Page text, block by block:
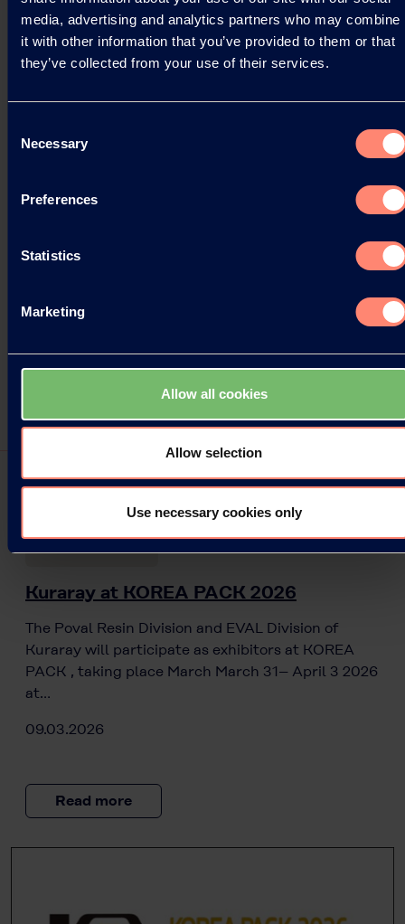
media, advertising and analytics partners who may combine
it with other information that you’ve provided to them or that
they’ve collected from your use of their services.
Selection
Necessary
Preferences
Statistics
Marketing
Allow all cookies
Allow selection
Use necessary cookies only
Read more
Press Releases
Kuraray at KOREA PACK 2026
The Poval Resin Division and EVAL Division of
Kuraray will participate as exhibitors at KOREA
PACK , taking place March March 31– April 3 2026
at…
09.03.2026
Read more